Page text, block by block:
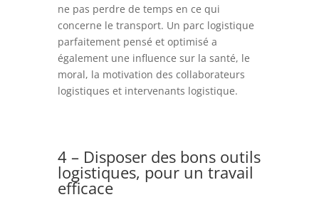
ne pas perdre de temps en ce qui
concerne le transport. Un parc logistique
parfaitement pensé et optimisé a
également une influence sur la santé, le
moral, la motivation des collaborateurs
logistiques et intervenants logistique.
4 – Disposer des bons outils
logistiques, pour un travail
efficace